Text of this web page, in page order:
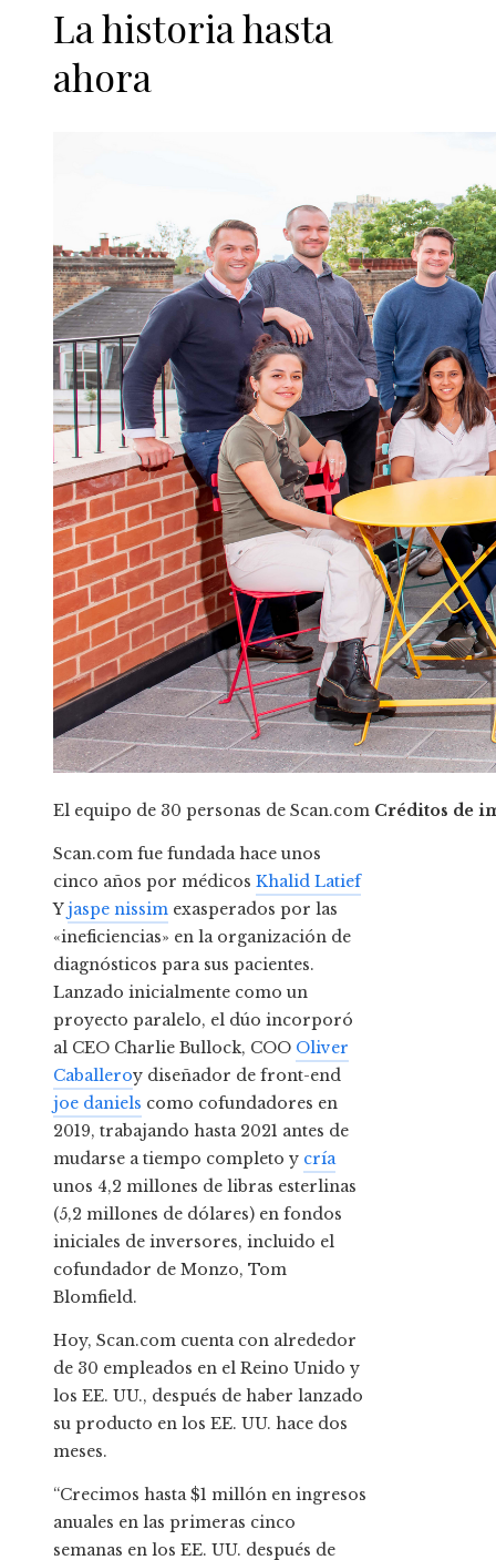
La historia hasta
ahora
El equipo de 30 personas de Scan.com Créditos de
Scan.com fue fundada hace unos
cinco años por médicos Khalid Latief
Yjaspe nissim exasperados por las
«ineficiencias» en la organización de
diagnósticos para sus pacientes.
Lanzado inicialmente como un
proyecto paralelo, el dúo incorporó
al CEO Charlie Bullock, COO Oliver
Caballeroy diseñador de front-end
joe daniels como cofundadores en
2019, trabajando hasta 2021 antes de
mudarse a tiempo completo y cría
unos 4,2 millones de libras esterlinas
(5,2 millones de dólares) en fondos
iniciales de inversores, incluido el
cofundador de Monzo, Tom
Blomfield.
Hoy, Scan.com cuenta con alrededor
de 30 empleados en el Reino Unido y
los EE. UU., después de haber lanzado
su producto en los EE. UU. hace dos
meses.
“Crecimos hasta $1 millón en ingresos
anuales en las primeras cinco
semanas en los EE. UU. después de